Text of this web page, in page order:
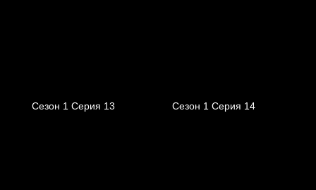
Сезон 1 Серия 13 Сезон 1 Серия 14